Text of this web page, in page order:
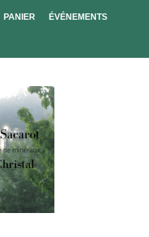
PANIER ÉVÉNEMENTS